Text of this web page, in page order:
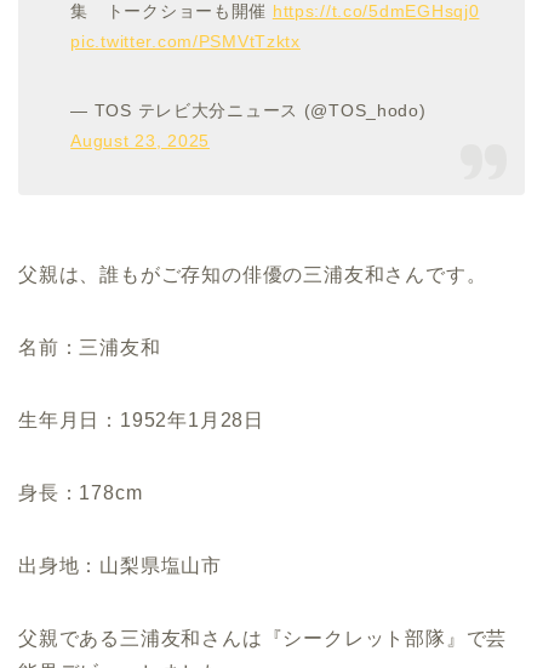
集 トークショーも開催 https://t.co/5dmEGHsqj0
pic.twitter.com/PSMVtTzktx
— TOS テレビ大分ニュース (@TOS_hodo)
August 23, 2025
父親は、誰もがご存知の俳優の三浦友和さんです。
名前：三浦友和
生年月日：1952年1月28日
身長：178cm
出身地：山梨県塩山市
父親である三浦友和さんは『シークレット部隊』で芸